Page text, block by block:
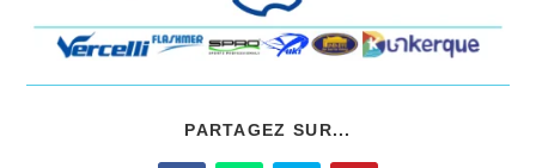
PARTAGEZ SUR...